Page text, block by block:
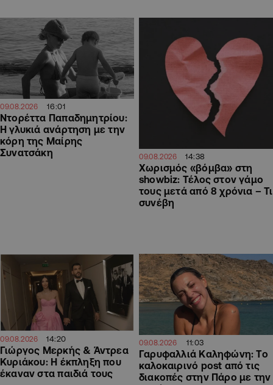
09.08.2026 16:01
Ντορέττα Παπαδημητρίου:
Η γλυκιά ανάρτηση με την
κόρη της Μαίρης
Συνατσάκη
09.08.2026 14:38
Χωρισμός «βόμβα» στη
showbiz: Τέλος στον γάμο
τους μετά από 8 χρόνια – Τι
συνέβη
09.08.2026 14:20
Γιώργος Μερκής & Άντρεα
Κυριάκου: Η έκπληξη που
έκαναν στα παιδιά τους
09.08.2026 11:03
Γαρυφαλλιά Καληφώνη: To
καλοκαιρινό post από τις
διακοπές στην Πάρο με την